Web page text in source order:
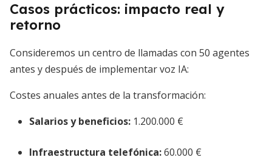
Casos prácticos: impacto real y
retorno
Consideremos un centro de llamadas con 50 agentes
antes y después de implementar voz IA:
Costes anuales antes de la transformación:
Salarios y beneficios: 1.200.000 €
Infraestructura telefónica:60.000 €